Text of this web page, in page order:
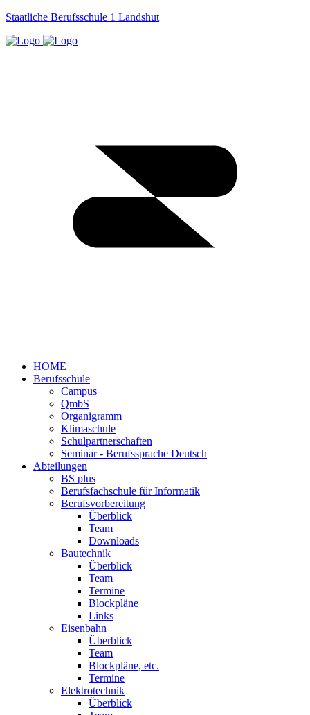
Staatliche Berufsschule 1 Landshut
HOME
Berufsschule
Campus
QmbS
Organigramm
Klimaschule
Schulpartnerschaften
Seminar - Berufssprache Deutsch
Abteilungen
BS plus
Berufsfachschule für Informatik
Berufsvorbereitung
Überblick
Team
Downloads
Bautechnik
Überblick
Team
Termine
Blockpläne
Links
Eisenbahn
Überblick
Team
Blockpläne, etc.
Termine
Elektrotechnik
Überblick